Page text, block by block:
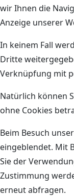
wir Ihnen die
Anzeige unserer
In keinem Fall
Dritte
Verknüpfung mit
Natürlich können
ohne Cookies
Beim Besuch
eingeblendet. Mit
Sie der
Zustimmung
erneut abfragen.